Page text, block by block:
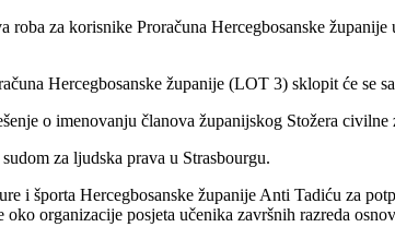
roba za korisnike Proračuna Hercegbosanske
Hercegbosanske županije (LOT 3) sklopit će se
o imenovanju članova županijskog Stožera civilne
sudom za ljudska prava u Strasbourgu.
i športa Hercegbosanske županije Anti Tadiću za
oko organizacije posjeta učenika završnih razreda